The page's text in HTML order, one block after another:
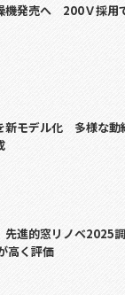
機発売へ 200Ｖ採用
新モデル化 多様な動
先進的窓リノベ2025調
高く評価